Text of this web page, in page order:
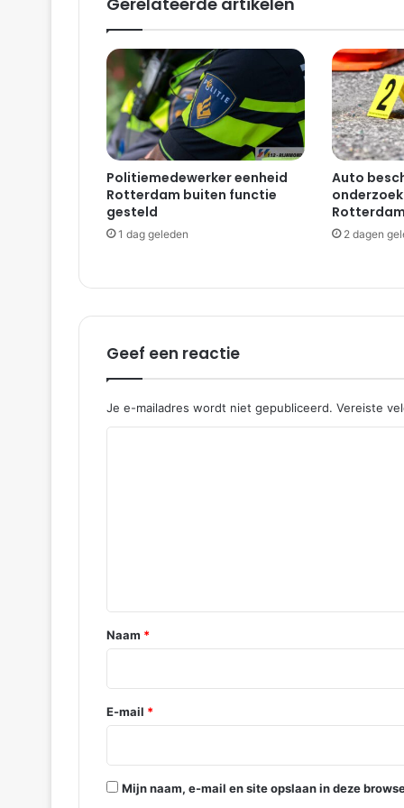
g
t
n
a
n
o
o
d
w
e
e
r
|
e
d
c
h
Politiemedewerker eenheid
Rotterdam buiten functie
gesteld
1 dag geleden
Auto
2 dagen
Geef een reactie
Je e-mailadres wordt niet gepubliceerd. Vereiste
*
Naam *
E-mail *
Mijn naam, e-mail en site opslaan in deze